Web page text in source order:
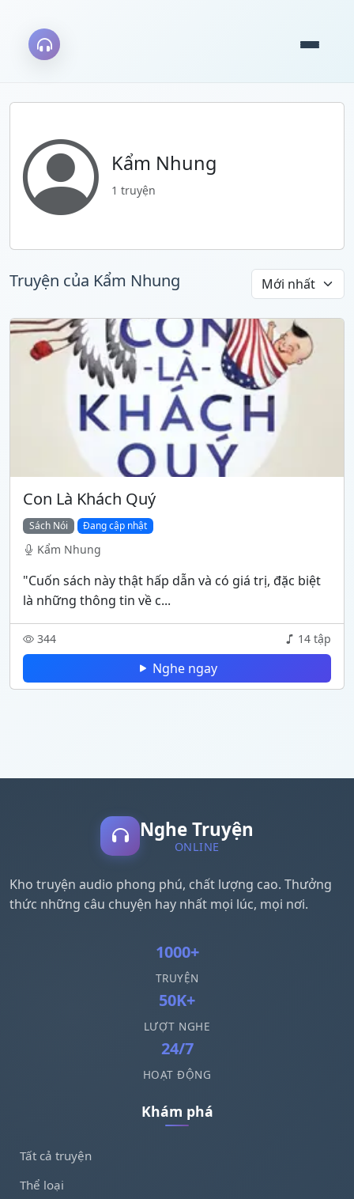
Kẩm Nhung
1 truyện
Truyện của Kẩm Nhung
Con Là Khách Quý
Sách Nói Đang cập nhật
Kẩm Nhung
"Cuốn sách này thật hấp dẫn và có giá trị, đặc biệt
là những thông tin về c...
344 14 tập
Nghe ngay
Nghe Truyện
ONLINE
Kho truyện audio phong phú, chất lượng cao. Thưởng
thức những câu chuyện hay nhất mọi lúc, mọi nơi.
1000+
TRUYỆN
50K+
LƯỢT NGHE
24/7
HOẠT ĐỘNG
Khám phá
Tất cả truyện
Thể loại